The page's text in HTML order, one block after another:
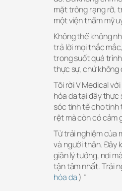
mặt trông rạng rỡ,
một viện thẩm mỹ
Không thể không
trả lời mọi thắc
trong suốt quá
thực sự, chứ không
Tôi rời V Medical
hóa da tại đây thực
sóc tinh tế cho tinh
rệt mà còn có cảm
Từ trải nghiệm của
và người thân. Đây
giãn lý tưởng, nơi
tận tâm nhất. Trải
hóa da) “